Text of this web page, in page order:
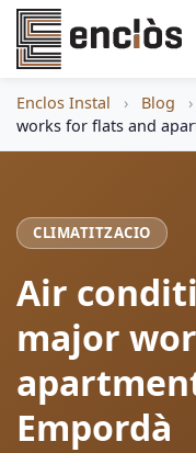
Enclos Instal › Blog ›
works for flats and
CLIMATITZACIO
Air
major
Empordà